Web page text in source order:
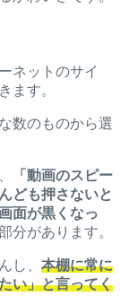
ネットのサイ
ます。
数のものから選
「動画のスピー
ども押さないと
面が黒くなっ
分があります。
し、 本棚に常に
い」と言ってく